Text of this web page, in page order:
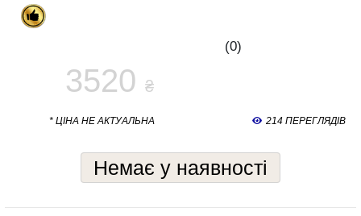
(0)
3520 ₴
* ЦІНА НЕ АКТУАЛЬНА 214 ПЕРЕГЛЯДІВ
Немає у наявності